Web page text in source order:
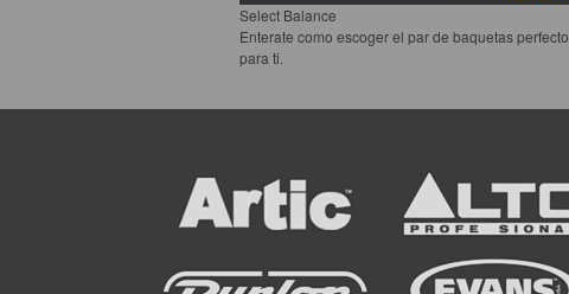
Select Balance
Enterate como escoger el par de baquetas perfecto
para ti.